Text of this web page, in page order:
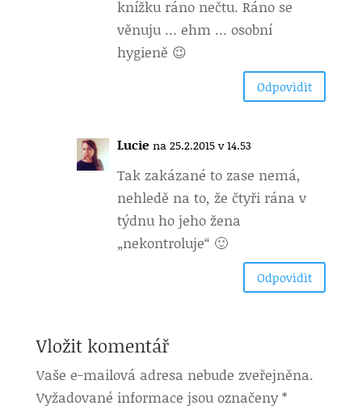
knížku ráno nečtu. Ráno se
věnuju … ehm … osobní
hygieně 😉
Odpovìdìt
Lucie na 25.2.2015 v 14.53
Tak zakázané to zase nemá,
nehledě na to, že čtyři rána v
týdnu ho jeho žena
„nekontroluje“ 🙂
Odpovìdìt
Vložit komentář
Vaše e-mailová adresa nebude zveřejněna.
Vyžadované informace jsou označeny*